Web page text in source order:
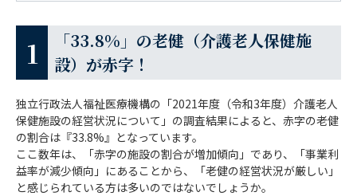
字！
老健（介護老人保健施設）の経営が悪化
し、赤字そして閉鎖・廃業に至る原因
老健（介護老人保健施設）を閉鎖・廃止す
る際の手続き
「33.8%」の老健（介護老人保健施
設）が赤字！
独立行政法人福祉医療機構の「2021年度（令和3年度）介護老人
保健施設の経営状況について」の調査結果によると、赤字の老健
の割合は『33.8%』となっています。
ここ数年は、「赤字の施設の割合が増加傾向」であり、「事業利
益率が減少傾向」にあることから、「老健の経営状況が厳しい」
と感じられている方は多いのではないでしょうか。